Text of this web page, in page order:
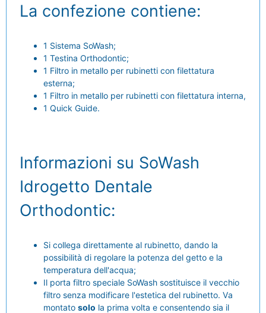
La confezione contiene:
1 Sistema SoWash;
1 Testina Orthodontic;
1 Filtro in metallo per rubinetti con filettatura
esterna;
1 Filtro in metallo per rubinetti con filettatura interna,
1 Quick Guide.
Informazioni su SoWash
Idrogetto Dentale
Orthodontic:
Si collega direttamente al rubinetto, dando la
possibilità di regolare la potenza del getto e la
temperatura dell'acqua;
Il porta filtro speciale SoWash sostituisce il vecchio
filtro senza modificare l'estetica del rubinetto. Va
montato solo la prima volta e consentendo sia il